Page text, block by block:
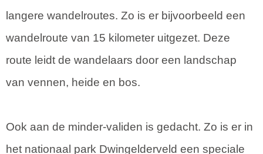
langere wandelroutes. Zo is er bijvoorbeeld een
wandelroute van 15 kilometer uitgezet. Deze
route leidt de wandelaars door een landschap
van vennen, heide en bos.
Ook aan de minder-validen is gedacht. Zo is er in
het nationaal park Dwingelderveld een speciale